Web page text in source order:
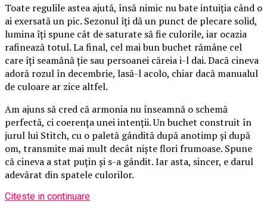
Toate regulile astea ajută, însă nimic nu bate intuiția când o
ai exersată un pic. Sezonul îți dă un punct de plecare solid,
lumina îți spune cât de saturate să fie culorile, iar ocazia
rafinează totul. La final, cel mai bun buchet rămâne cel
care îți seamănă ție sau persoanei căreia i-l dai. Dacă cineva
adoră rozul în decembrie, lasă-l acolo, chiar dacă manualul
de culoare ar zice altfel.
Am ajuns să cred că armonia nu înseamnă o schemă
perfectă, ci coerența unei intenții. Un buchet construit în
jurul lui Stitch, cu o paletă gândită după anotimp și după
om, transmite mai mult decât niște flori frumoase. Spune
că cineva a stat puțin și s-a gândit. Iar asta, sincer, e darul
adevărat din spatele culorilor.
Citeste in continuare